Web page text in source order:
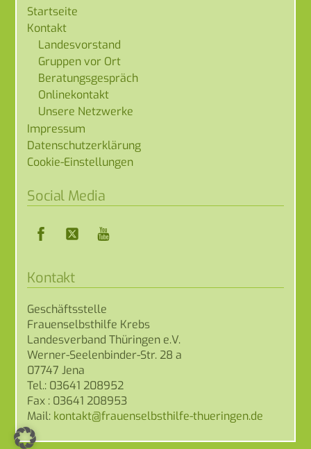
Startseite
Kontakt
Landesvorstand
Gruppen vor Ort
Beratungsgespräch
Onlinekontakt
Unsere Netzwerke
Impressum
Datenschutzerklärung
Cookie-Einstellungen
Social Media
FacebookTwitter
Kontakt
Geschäftsstelle
Frauenselbsthilfe Krebs
Landesverband Thüringen e.V.
Werner-Seelenbinder-Str. 28 a
07747 Jena
Tel.: 03641 208952
Fax : 03641 208953
Mail: